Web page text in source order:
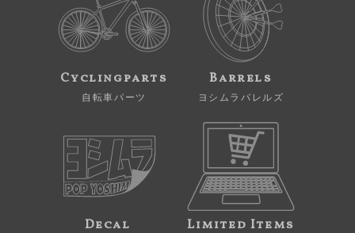
Cyclingparts
自転車パーツ
Barrels
ヨシムラバレルズ
Decal Limited Items